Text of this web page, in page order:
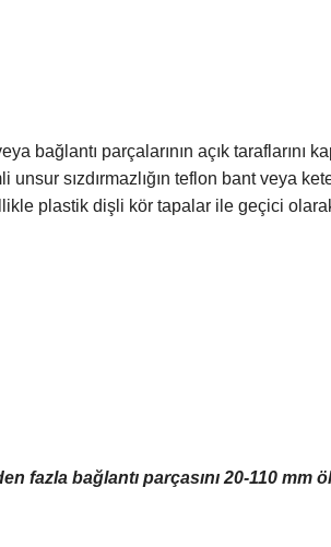
bağlantı parçalarının açık taraflarını
sızdırmazlığın teflon bant veya
plastik dişli kör tapalar ile geçici
fazla bağlantı parçasını 20-110 mm